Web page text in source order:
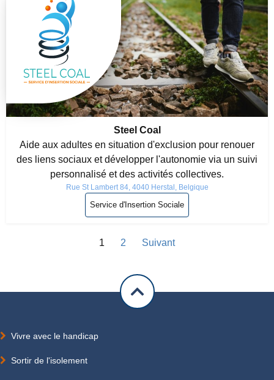
Steel Coal
Aide aux adultes en situation d'exclusion pour renouer
des liens sociaux et développer l'autonomie via un suivi
personnalisé et des activités collectives.
Rue St Lambert 84, 4040 Herstal, Belgique
Service d'Insertion Sociale
1 2 Suivant
Vivre avec le handicap
Sortir de l'isolement